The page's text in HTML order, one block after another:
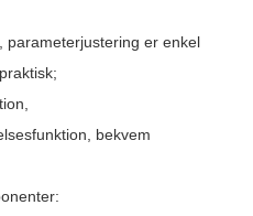
er enkel
bekvem